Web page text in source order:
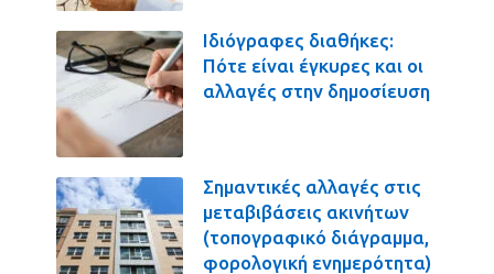
Ιδιόγραφες διαθήκες:
Πότε είναι έγκυρες και οι
αλλαγές στην δημοσίευση
Σημαντικές αλλαγές στις
μεταβιβάσεις ακινήτων
(τοπογραφικό διάγραμμα,
φορολογική ενημερότητα)